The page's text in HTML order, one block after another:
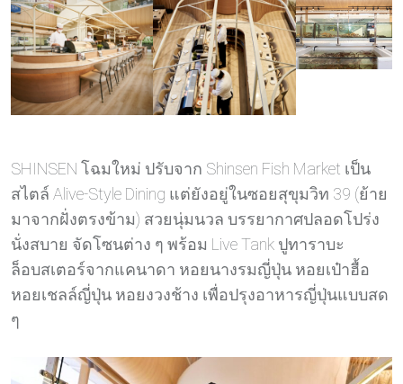
SHINSEN โฉมใหม่ ปรับจาก Shinsen Fish Market เป็น
สไตล์ Alive-Style Dining แต่ยังอยู่ในซอยสุขุมวิท 39 (ย้าย
มาจากฝั่งตรงข้าม) สวยนุ่มนวล บรรยากาศปลอดโปร่ง
นั่งสบาย จัดโซนต่าง ๆ พร้อม Live Tank ปูทาราบะ
ล็อบสเตอร์จากแคนาดา หอยนางรมญี่ปุ่น หอยเป๋าฮื้อ
หอยเชลล์ญี่ปุ่น หอยงวงช้าง เพื่อปรุงอาหารญี่ปุ่นแบบสด
ๆ